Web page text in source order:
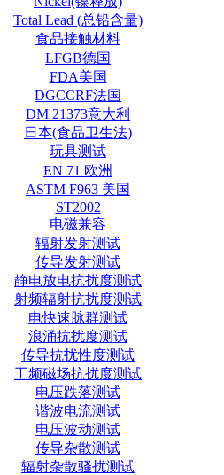
Total Lead (总铅含量)
食品接触材料
LFGB德国
FDA美国
DGCCRF法国
DM 21373意大利
日本(食品卫生法)
玩具测试
EN 71 欧洲
ASTM F963 美国
ST2002
电磁兼容
辐射发射测试
传导发射测试
静电放电抗扰度测试
射频辐射抗扰度测试
电快速脉群测试
浪涌抗扰度测试
传导抗扰性度测试
工频磁场抗扰度测试
电压跌落测试
谐波电流测试
电压波动测试
传导杂散测试
辐射杂散骚扰测试